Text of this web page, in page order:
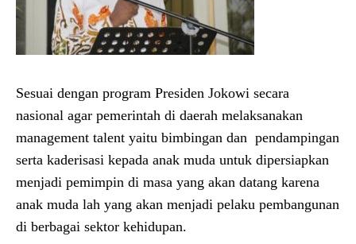
Sesuai dengan program Presiden Jokowi secara
nasional agar pemerintah di daerah melaksanakan
management talent yaitu bimbingan dan pendampingan
serta kaderisasi kepada anak muda untuk dipersiapkan
menjadi pemimpin di masa yang akan datang karena
anak muda lah yang akan menjadi pelaku pembangunan
di berbagai sektor kehidupan.